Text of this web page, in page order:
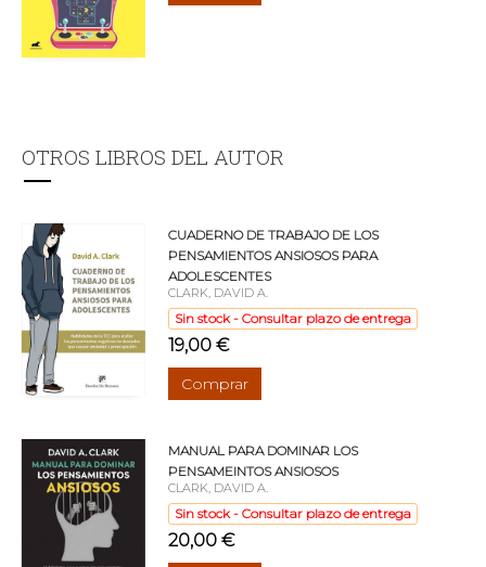
OTROS LIBROS DEL AUTOR
CUADERNO DE TRABAJO DE LOS
PENSAMIENTOS ANSIOSOS PARA
ADOLESCENTES
CLARK, DAVID A.
Sin stock - Consultar plazo de entrega
19,00 €
Comprar
MANUAL PARA DOMINAR LOS
PENSAMEINTOS ANSIOSOS
CLARK, DAVID A.
Sin stock - Consultar plazo de entrega
20,00 €